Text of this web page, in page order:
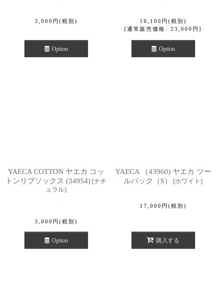
3,000 円 (税別)
Option
16,100 円 (税別)
[通常販売価格 : 23,000 円 ]
Option
YAECA COTTON ヤエカ コッ
トンリブソックス (34954) [ナチ
ュラル]
3,000 円 (税別)
Option
YAECA （43960) ヤエカ ツー
ルバック（S）
[ホワイト ]
17,000 円 (税別)
購入する